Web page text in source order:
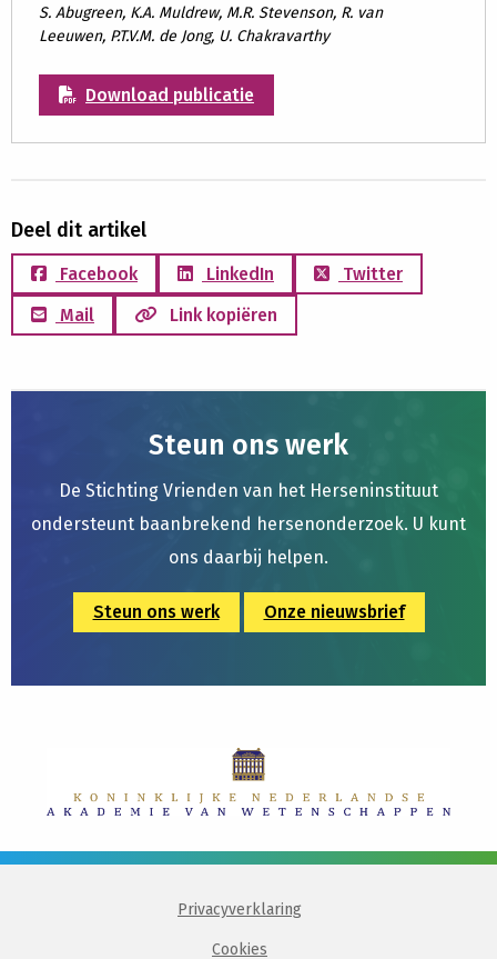
S. Abugreen, K.A. Muldrew, M.R. Stevenson, R. van
Leeuwen, P.T.V.M. de Jong, U. Chakravarthy
Download publicatie
Deel dit artikel
Facebook LinkedIn
Twitter
Mail
Link kopiëren
Steun ons werk
De Stichting Vrienden van het Herseninstituut
ondersteunt baanbrekend hersenonderzoek. U kunt
ons daarbij helpen.
Steun ons werk Onze nieuwsbrief
Privacyverklaring
Cookies